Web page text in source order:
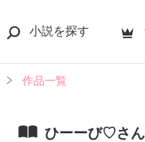
小説を探す
作品一覧
ひーーび♡さ